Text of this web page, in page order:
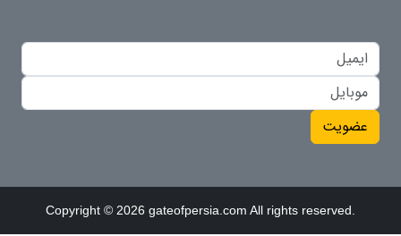
عضویت
Copyright © 2026 gateofpersia.com All rights reserved.